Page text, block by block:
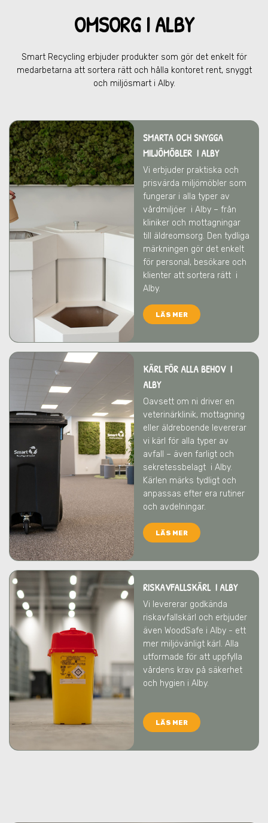
OMSORG I ALBY
Smart Recycling erbjuder produkter som gör det enkelt för
medarbetarna att sortera rätt och hålla kontoret rent, snyggt
och miljösmart i Alby.
SMARTA OCH SNYGGA
MILJÖMÖBLER I ALBY
Vi erbjuder praktiska och
prisvärda miljömöbler som
fungerar i alla typer av
vårdmiljöer i Alby – från
kliniker och mottagningar
till äldreomsorg. Den tydliga
märkningen gör det enkelt
för personal, besökare och
klienter att sortera rätt i
Alby.
LÄS MER
KÄRL FÖR ALLA BEHOV I
ALBY
Oavsett om ni driver en
veterinärklinik, mottagning
eller äldreboende levererar
vi kärl för alla typer av
avfall – även farligt och
sekretessbelagt i Alby.
Kärlen märks tydligt och
anpassas efter era rutiner
och avdelningar.
LÄS MER
RISKAVFALLSKÄRL I ALBY
Vi levererar godkända
riskavfallskärl och erbjuder
även WoodSafe i Alby - ett
mer miljövänligt kärl. Alla
utformade för att uppfylla
vårdens krav på säkerhet
och hygien i Alby.
LÄS MER